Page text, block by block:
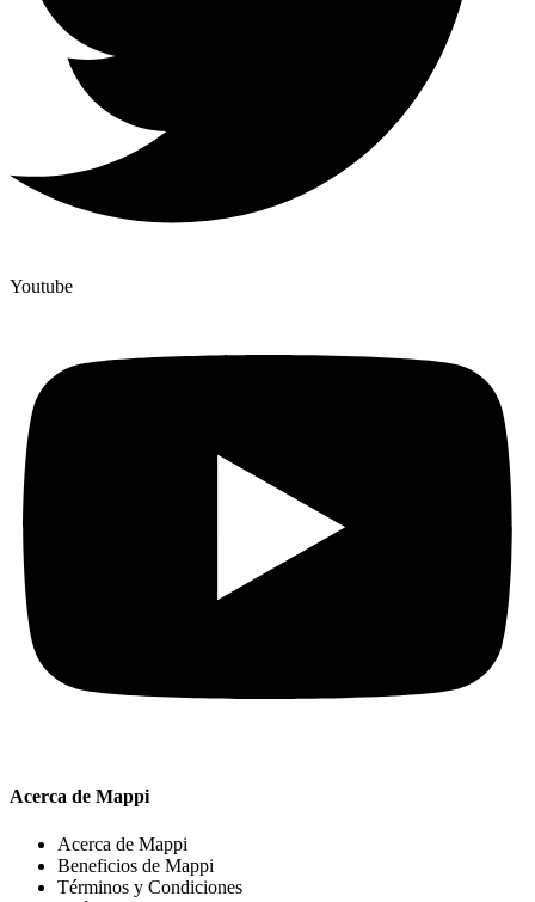
Youtube
Acerca de Mappi
Acerca de Mappi
Beneficios de Mappi
Términos y Condiciones